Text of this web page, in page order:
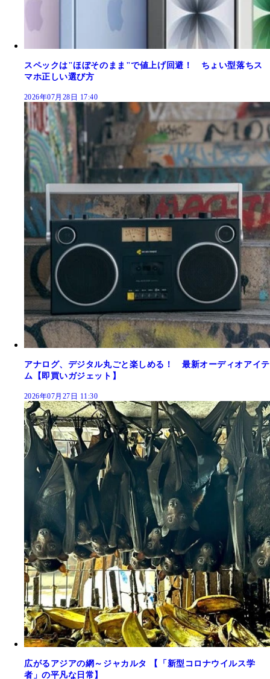
スペックは"ほぼそのまま"で値上げ回避！ ちょい型落ちス
マホ正しい選び方
2026年07月28日 17:40
アナログ、デジタル丸ごと楽しめる！ 最新オーディオアイテ
ム【即買いガジェット】
2026年07月27日 11:30
広がるアジアの網～ジャカルタ 【「新型コロナウイルス学
者」の平凡な日常】